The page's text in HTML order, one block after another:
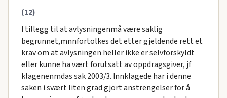
(12)
I tillegg til at avlysningenmå være saklig
begrunnet,mnnfortolkes det etter gjeldende rett et
krav om at avlysningen heller ikke er selvforskyldt
eller kunne ha vært forutsatt av oppdragsgiver, jf
klagenenmdas sak 2003/3. Innklagede har i denne
saken i svært liten grad gjort anstrengelser for å